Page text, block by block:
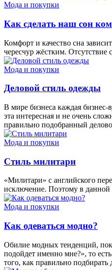
Мода и покупки
Как сделать наш сон
Комфорт и качество сна
чересчур жёстким. Отсутствие
Мода и покупки
Деловой стиль одежды
В мире бизнеса каждая бизнес-
эта интересная и не очень
правильно подобранный
Мода и покупки
Стиль милитари
«Милитари» с английского
исключение. Поэтому в данной
Мода и покупки
Как одеваться модно?
Обилие модных тенденций,
подойдет именно мне?», то
того, как правильно подбирать